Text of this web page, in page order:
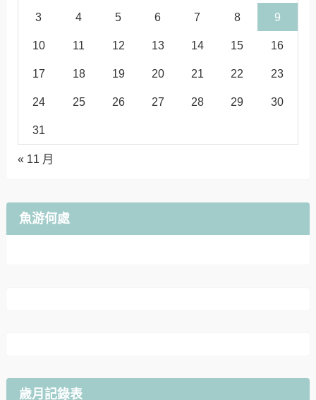
3 4 5 6 7 8 9
10 11 12 13 14 15 16
17 18 19 20 21 22 23
24 25 26 27 28 29 30
31
« 11 月
魚游何處
歲月記錄表